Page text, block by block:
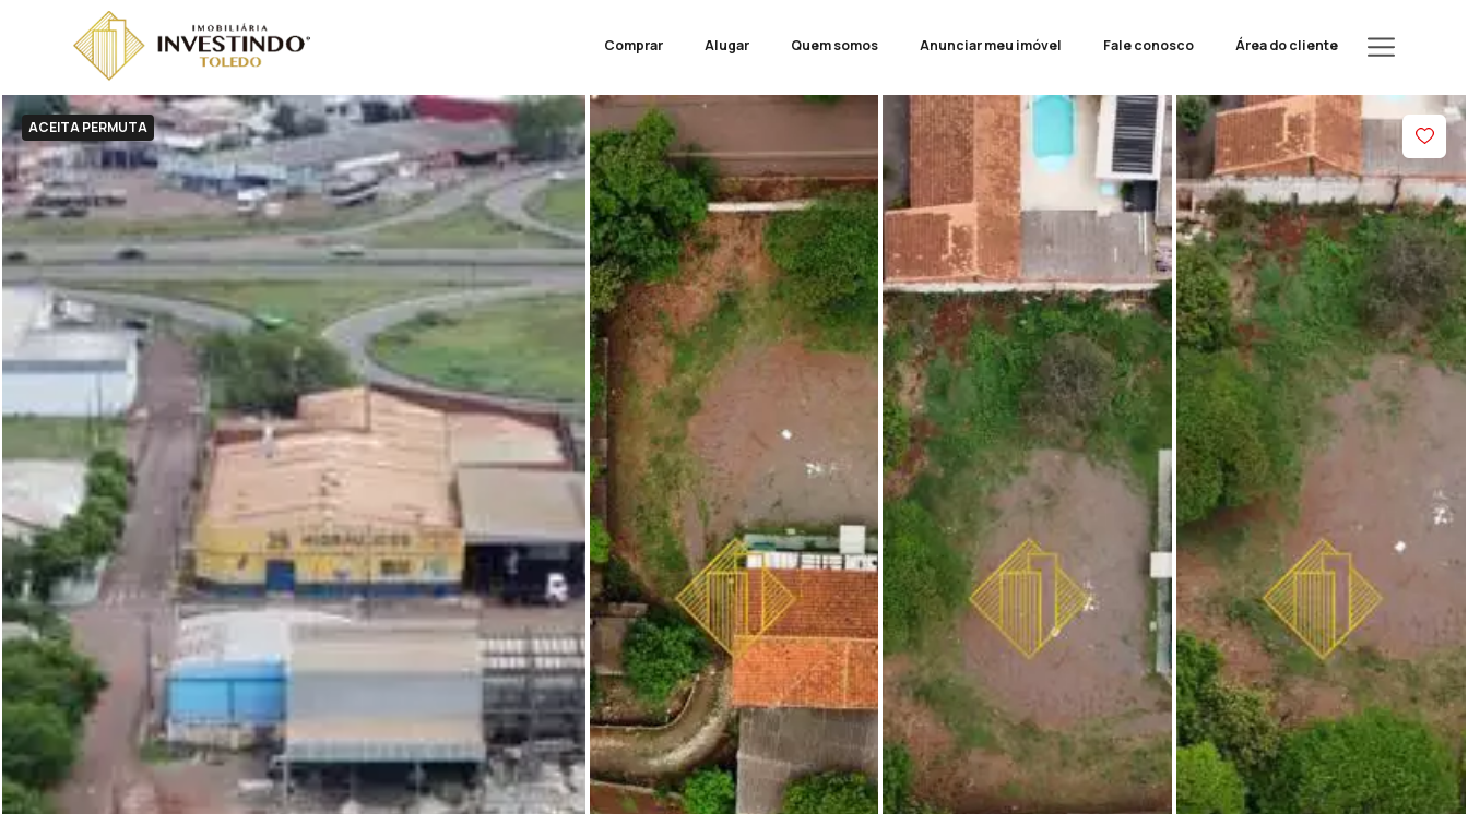
Comprar Alugar Quem somos Anunciar meu imóvel Fale conosco Área do cliente
ACEITA PERMUTA